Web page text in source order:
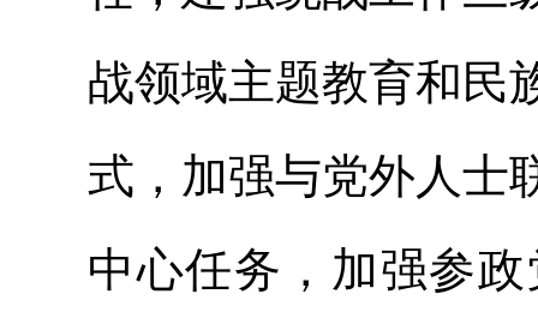
战领域主题教育和民
式，加强与党外人士
中心任务，加强参